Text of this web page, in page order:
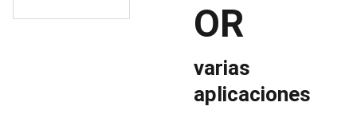
OR
varias
aplicaciones